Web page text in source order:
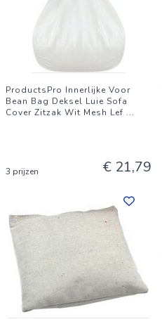
ProductsPro Innerlijke Voor
Bean Bag Deksel Luie Sofa
Cover Zitzak Wit Mesh Lef ...
3 prijzen € 21,79